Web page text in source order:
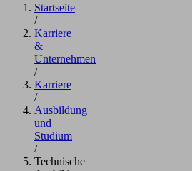
Startseite
/
Karriere
&
Unternehmen
/
Karriere
/
Ausbildung
und
Studium
/
Technische